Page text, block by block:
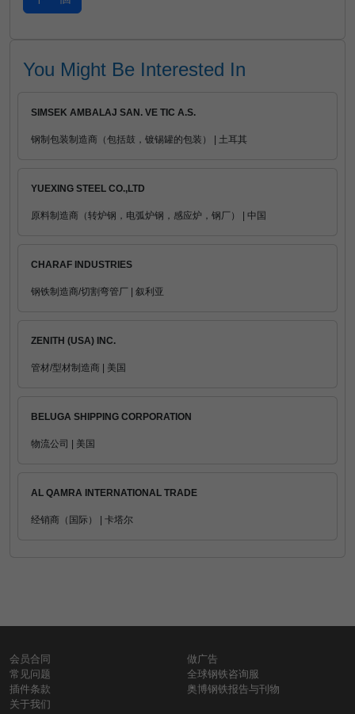
You Might Be Interested In
SIMSEK AMBALAJ SAN. VE TIC A.S.
钢制包装制造商（包括鼓，镀锡罐的包装） | 土耳其
YUEXING STEEL CO.,LTD
原料制造商（转炉钢，电弧炉钢，感应炉，钢厂） | 中国
CHARAF INDUSTRIES
钢铁制造商/切割弯管厂 | 叙利亚
ZENITH (USA) INC.
管材/型材制造商 | 美国
BELUGA SHIPPING CORPORATION
物流公司 | 美国
AL QAMRA INTERNATIONAL TRADE
经销商（国际） | 卡塔尔
会员合同
常见问题
插件条款
关于我们
做广告
全球钢铁咨询服
奥博钢铁报告与刊物